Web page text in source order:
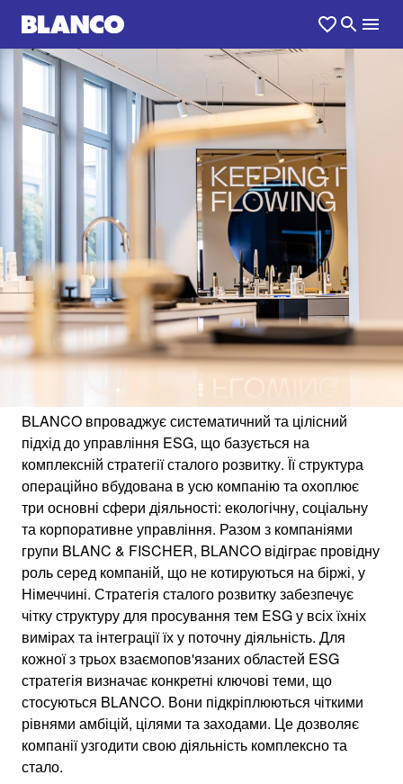
СТІЙКІСТЬ
Частина основного бізнесу BLANCO
1 /0
BLANCO впроваджує систематичний та цілісний
підхід до управління ESG, що базується на
комплексній стратегії сталого розвитку. Її структура
операційно вбудована в усю компанію та охоплює
три основні сфери діяльності: екологічну, соціальну
та корпоративне управління. Разом з компаніями
групи BLANC & FISCHER, BLANCO відіграє провідну
роль серед компаній, що не котируються на біржі, у
Німеччині. Стратегія сталого розвитку забезпечує
чітку структуру для просування тем ESG у всіх їхніх
вимірах та інтеграції їх у поточну діяльність. Для
кожної з трьох взаємопов'язаних областей ESG
стратегія визначає конкретні ключові теми, що
стосуються BLANCO. Вони підкріплюються чіткими
рівнями амбіцій, цілями та заходами. Це дозволяє
компанії узгодити свою діяльність комплексно та
стало.